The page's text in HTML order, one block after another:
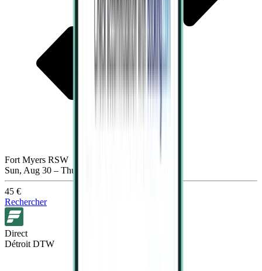
Fort Myers RSW
Sun, Aug 30 – Thu, Sep 3
45 €
Rechercher
Direct
Détroit DTW